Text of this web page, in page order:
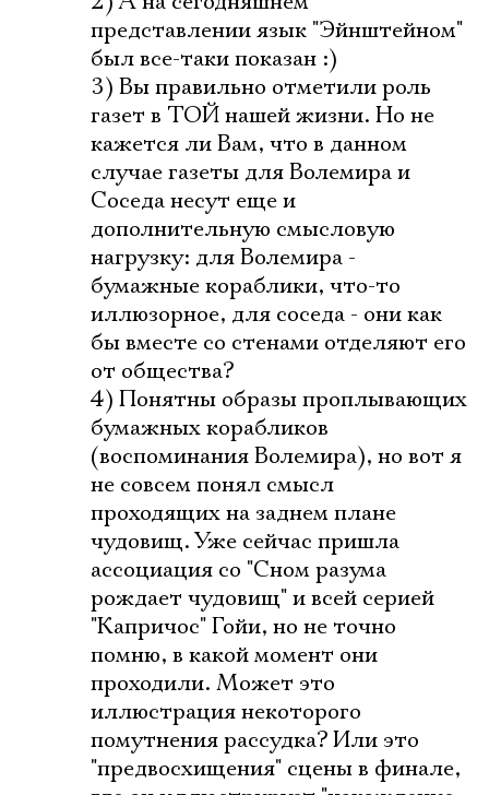
представлении язык "Эйнштейном"
был все-таки показан :)
3) Вы правильно отметили роль
газет в ТОЙ нашей жизни. Но не
кажется ли Вам, что в данном
случае газеты для Волемира и
Соседа несут еще и
дополнительную смысловую
нагрузку: для Волемира -
бумажные кораблики, что-то
иллюзорное, для соседа - они как
бы вместе со стенами отделяют его
от общества?
4) Понятны образы проплывающих
бумажных корабликов
(воспоминания Волемира), но вот я
не совсем понял смысл
проходящих на заднем плане
чудовищ. Уже сейчас пришла
ассоциация со "Сном разума
рождает чудовищ" и всей серией
"Капричос" Гойи, но не точно
помню, в какой момент они
проходили. Может это
иллюстрация некоторого
помутнения рассудка? Или это
"предвосхищения" сцены в финале,